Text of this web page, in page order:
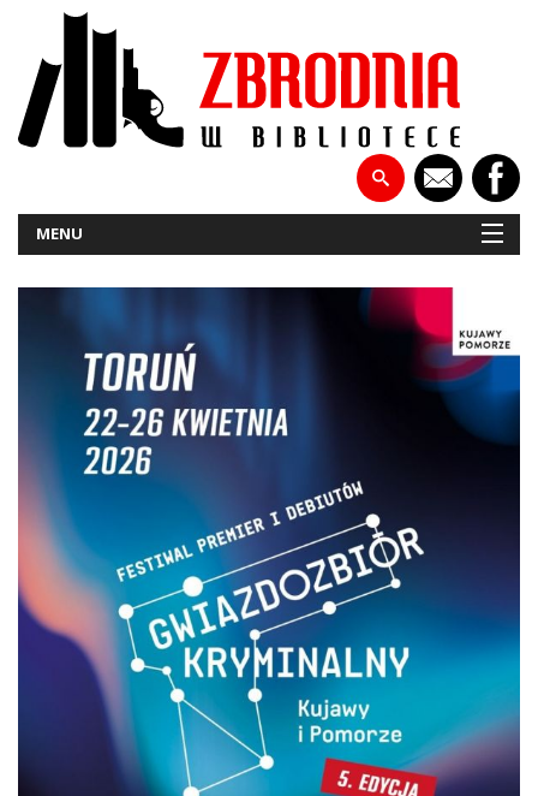
MENU
PATRONATY
WYWIADY
RECENZJE
DO CZYTANIA
NA EKRANIE
KONTAKT